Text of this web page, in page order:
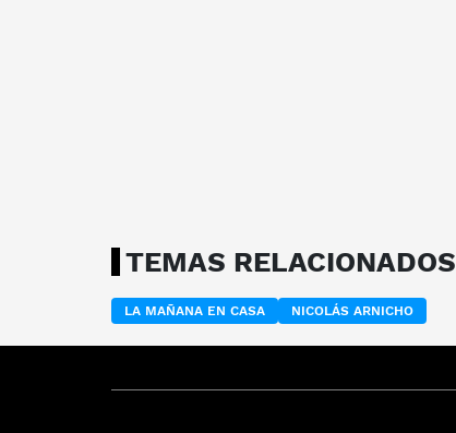
TEMAS RELACIONADOS
LA MAÑANA EN CASA NICOLÁS ARNICHO